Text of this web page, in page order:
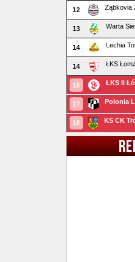
12 Ząbkovia
13 Warta
14 Lechia
14 ŁKS
16 ŁKS II
17 Polonia
18 KS CK